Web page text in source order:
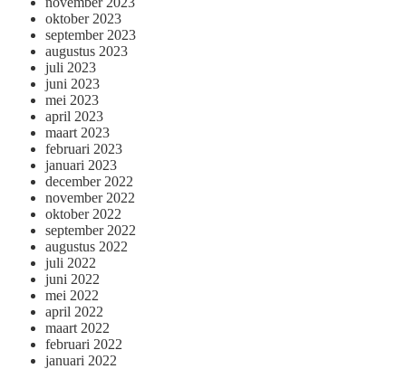
oktober 2023
september 2023
augustus 2023
juli 2023
juni 2023
mei 2023
april 2023
maart 2023
februari 2023
januari 2023
december 2022
november 2022
oktober 2022
september 2022
augustus 2022
juli 2022
juni 2022
mei 2022
april 2022
maart 2022
februari 2022
januari 2022